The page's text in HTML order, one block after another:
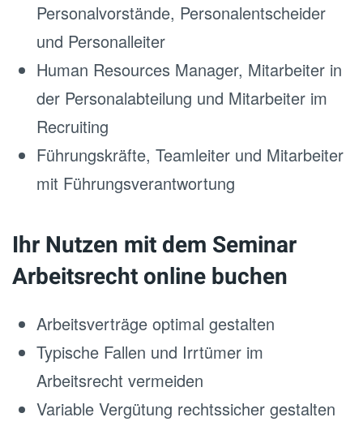
Personalvorstände, Personalentscheider
und Personalleiter
Human Resources Manager, Mitarbeiter in
der Personalabteilung und Mitarbeiter im
Recruiting
Führungskräfte, Teamleiter und Mitarbeiter
mit Führungsverantwortung
Ihr Nutzen mit dem Seminar
Arbeitsrecht online buchen
Arbeitsverträge optimal gestalten
Typische Fallen und Irrtümer im
Arbeitsrecht vermeiden
Variable Vergütung rechtssicher gestalten